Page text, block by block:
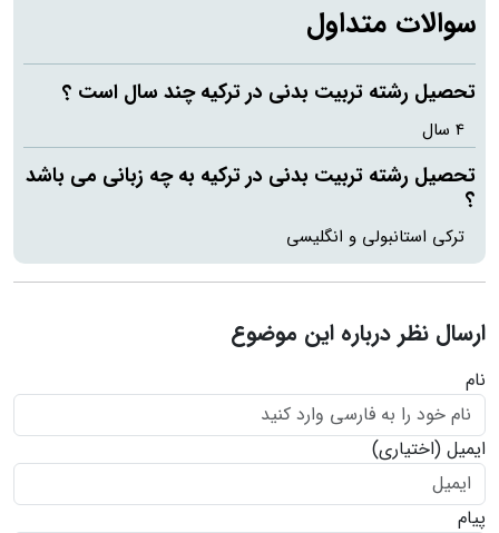
سوالات متداول
تحصیل رشته تربیت بدنی در ترکیه چند سال است ؟
4 سال
تحصیل رشته تربیت بدنی در ترکیه به چه زبانی می باشد
؟
ترکی استانبولی و انگلیسی
ارسال نظر درباره این موضوع
نام
ایمیل (اختیاری)
پیام